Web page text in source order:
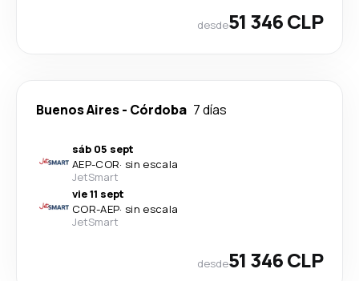
desde51 346 CLP
Buenos Aires- Córdoba 7 días
sáb 05 sept
AEP-COR· sin escala
JetSmart
vie 11 sept
COR-AEP· sin escala
JetSmart
desde51 346 CLP